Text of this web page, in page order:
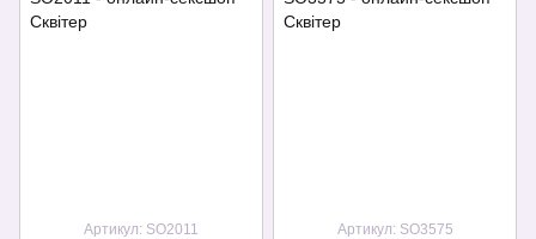
Артикул: SO2011 Артикул: SO3575